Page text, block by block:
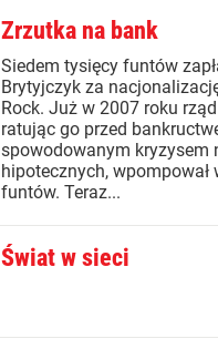
Zrzutka na bank
Siedem tysięcy funtów
Brytyjczyk za
Rock. Już w 2007 roku
ratując go przed
spowodowanym kryzysem
hipotecznych, wpompował
funtów. Teraz...
Świat w sieci